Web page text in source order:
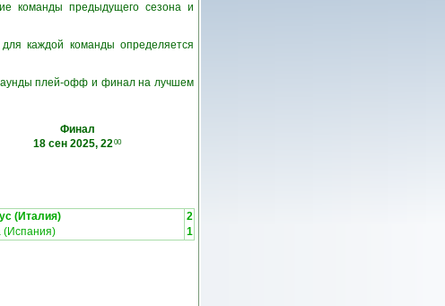
команды предыдущего сезона и
каждой команды определяется
раунды плей-офф и финал на лучшем
Финал
18 сен 2025, 2200
(Италия)
2
(Испания)
1